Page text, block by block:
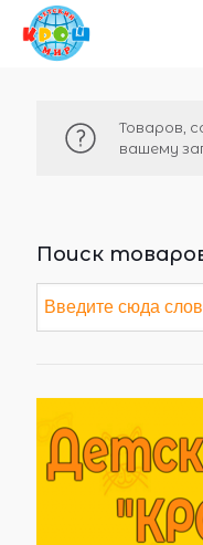
Товаров,
вашему
Поиск